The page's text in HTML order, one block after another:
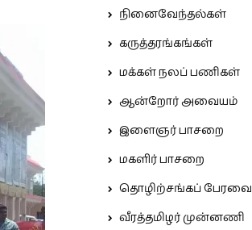
நினைவேந்தல்கள்
கருத்தரங்கங்கள்
மக்கள் நலப் பணிகள்
ஆன்றோர் அவையம்
இளைஞர் பாசறை
மகளிர் பாசறை
தொழிற்சங்கப் பேரவை
வீரத்தமிழர் முன்னணி